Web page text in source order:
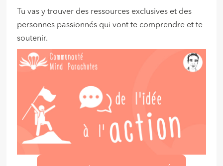
Tu vas y trouver des ressources exclusives et des
personnes passionnés qui vont te comprendre et te
soutenir.